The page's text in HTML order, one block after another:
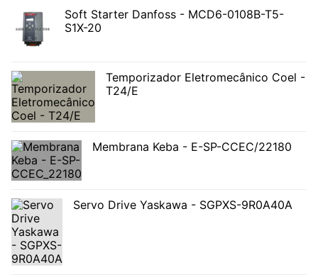
Soft Starter Danfoss - MCD6-0108B-T5-
S1X-20
Temporizador Eletromecânico Coel -
T24/E
Membrana Keba - E-SP-CCEC/22180
Servo Drive Yaskawa - SGPXS-9R0A40A